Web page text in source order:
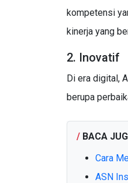
kompetensi
kinerja yang
2. Inovatif
Di era digital,
berupa
/ BACA
Cara
ASN